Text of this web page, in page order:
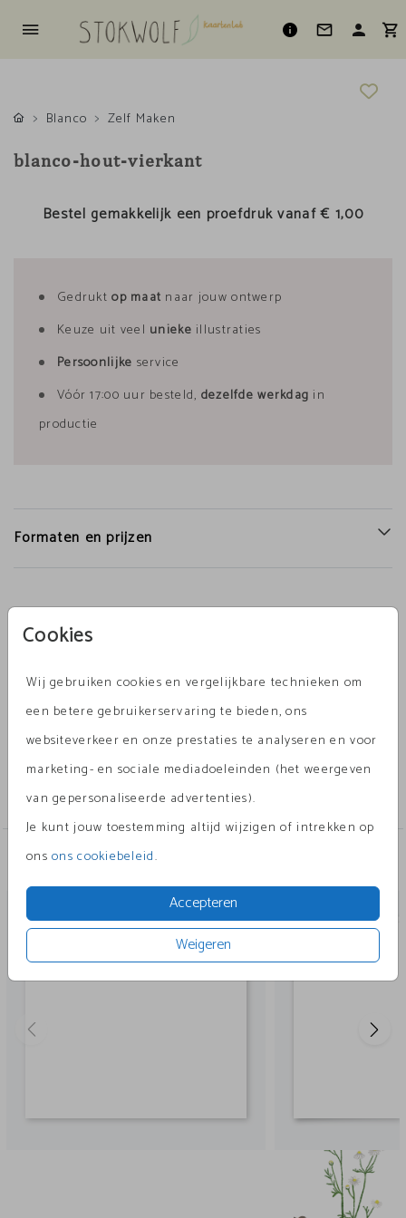
Cookies
Wij gebruiken cookies en vergelijkbare technieken om
een betere gebruikerservaring te bieden, ons
websiteverkeer en onze prestaties te analyseren en voor
marketing- en sociale mediadoeleinden (het weergeven
van gepersonaliseerde advertenties).
Je kunt jouw toestemming altijd wijzigen of intrekken op
onsons cookiebeleid.
Accepteren
Weigeren
Blanco
Zelf Maken
blanco-hout-vierkant
Bestel gemakkelijk een proefdruk vanaf€ 1,00
Gedruktop maat naar jouw ontwerp
Keuze uit veel unieke illustraties
Persoonlijke service
Vóór 17:00 uur besteld, dezelfde werkdag in
productie
Formaten en prijzen
Productinformatie
Omschrijving
blanco-hout-vierkant
Collectie
Zelf Maken
Andere leuke ontwerpen